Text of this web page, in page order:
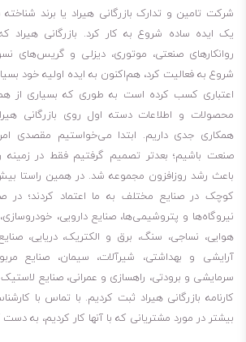
تمایل فوم کم
روغن دنده , واسکازین بی پی Energear DL 80W-90
شرکت تامین و تدارک بازرگانی هیراد یا برند شناخته
یک ایده ساده شروع به کار کرد. بازرگانی هیراد
روانکارهای صنعتی، موتوری، دیزلی و گریس‌های
شروع به فعالیت کرد، هم‌اکنون به ایده اولیه خود
اعتباری کسب کرده است به طوری که بسیاری از
محصولات و اطلاعات دسته اول روی بازرگانی
همکاری جدی داریم. ابتدا می‌خواستیم مقصدی
صنعت باشیم؛ بعدتر تصمیم گرفتیم فقط در زمینه
کوچک در صنایع مختلف به ما اعتماد کردند؛ در
نیروگاه‌ها و پتروشیمی‌ها، صنایع دارویی،
هوایی، نساجی، سنگ، برق و الکتریک، دریایی،
آرایشی و بهداشتی، شیرآلات، سیمان، صنایع
سرمایشی و برودتی، راهسازی و عمرانی، صنایع
کارنامه بازرگانی هیراد ثبت کردیم. با تماس با
بیشتر در مورد مشتریانی که با آنها کار کردیم، به دست